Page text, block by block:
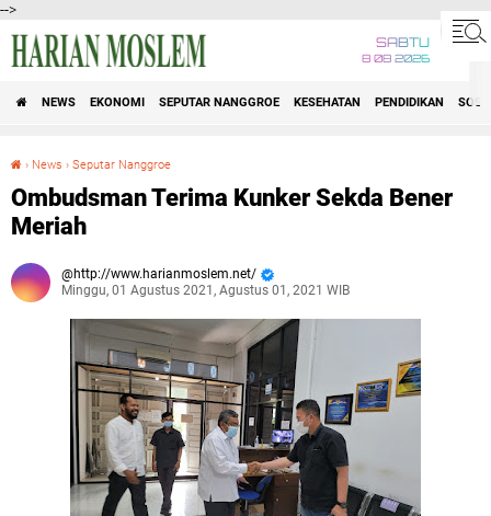
-->
SABTU
8 08 2026
NEWS EKONOMI SEPUTAR NANGGROE KESEHATAN PENDIDIKAN
› News › Seputar Nanggroe
Ombudsman Terima Kunker Sekda Bener
Meriah
http://www.harianmoslem.net/
Minggu, 01 Agustus 2021, Agustus 01, 2021 WIB